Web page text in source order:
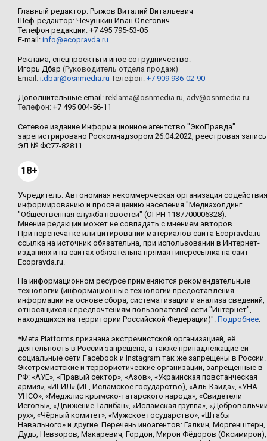
Главный редактор: Рыжов Виталий Витальевич
Шеф-редактор: Чечушкин Иван Олегович.
Телефон редакции: +7 495 795-53-05
E-mail: info@ecopravda.ru
Реклама, спецпроекты и иное сотрудничество:
Игорь Дбар (Руководитель отдела продаж)
Email: i.dbar@osnmedia.ru Телефон: +7 909 936-02-90
Дополнительные email: reklama@osnmedia.ru, adv@osnmedia.ru
Телефон: +7 495 004-56-11
Сетевое издание Информационное агентство "ЭкоПравда"
зарегистрировано Роскомнадзором 26.04.2022, реестровая запись
ЭЛ № ФС77-82811.
18+
Учредитель: Автономная некоммерческая организация содействия
информированию и просвещению населения "Медиахолдинг
"Общественная служба новостей" (ОГРН 1187700006328).
Мнение редакции может не совпадать с мнением авторов.
При перепечатке или цитировании материалов сайта Ecopravda.ru
ссылка на источник обязательна, при использовании в Интернет-
изданиях и на сайтах обязательна прямая гиперссылка на сайт
Ecopravda.ru.
На информационном ресурсе применяются рекомендательные
технологии (информационные технологии предоставления
информации на основе сбора, систематизации и анализа сведений,
относящихся к предпочтениям пользователей сети "Интернет",
находящихся на территории Российской Федерации)". Подробнее.
*Meta Platforms признана экстремистской организацией, её
деятельность в России запрещена, а также принадлежащие ей
социальные сети Facebook и Instagram так же запрещены в России.
Экстремистские и террористические организации, запрещенные в
РФ: «АУЕ», «Правый сектор», «Азов», «Украинская повстанческая
армия», «ИГИЛ» (ИГ, Исламское государство), «Аль-Каида», «УНА-
УНСО», «Меджлис крымско-татарского народа», «Свидетели
Иеговы», «Движение Талибан», «Исламская группа»,
рух», «Чёрный комитет», «Мужское государство», «Штабы
Навального» и другие. Перечень иноагентов: Галкин, Моргенштерн,
Дудь, Невзоров, Макаревич, Гордон, Мирон Фёдоров (Оксимирон),